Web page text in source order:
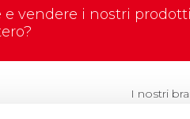
e vendere i nostri prodotti
I nostri